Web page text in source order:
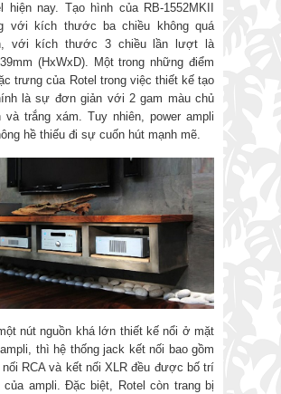
hiện nay. Tạo hình của RB-1552MKII
với kích thước ba chiều không quá
với kích thước 3 chiều lần lượt là
(HxWxD). Một trong những điểm
trưng của Rotel trong việc thiết kế tạo
là sự đơn giản với 2 gam màu chủ
và trắng xám. Tuy nhiên, power ampli
hề thiếu đi sự cuốn hút mạnh mẽ.
nút nguồn khá lớn thiết kế nổi ở mặt
thì hệ thống jack kết nối bao gồm
RCA và kết nối XLR đều được bố trí
ampli. Đặc biệt, Rotel còn trang bị